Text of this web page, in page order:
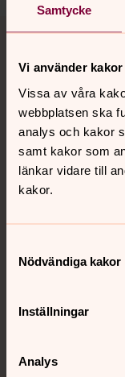
Samtycke
Vi använder kakor
Vissa av våra
webbplatsen ska
analys och kakor
samt kakor som
länkar vidare till
kakor.
Nödvändiga kakor
Inställningar
Analys
Tillbaka till toppen
Tillbaka till
Kontakt
Kalender
Hitta snabbt